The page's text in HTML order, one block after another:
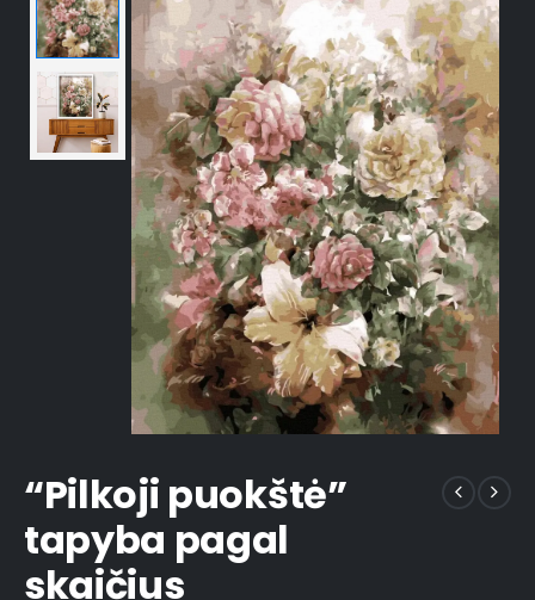
“Pilkoji puokštė”
tapyba pagal
skaičius